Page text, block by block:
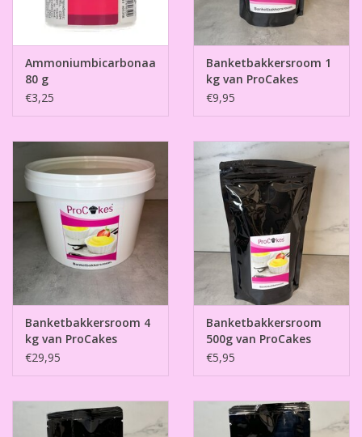
Ammoniumbicarbonaat/Alkali
80 g
€3,25
Banketbakkersroom 1
kg van ProCakes
€9,95
Banketbakkersroom 4
kg van ProCakes
€29,95
Banketbakkersroom
500g van ProCakes
€5,95